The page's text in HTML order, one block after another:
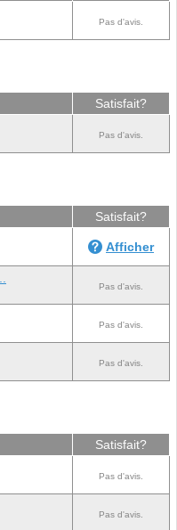
Pas d'avis.
Satisfait?
Pas d'avis.
Satisfait?
Afficher
Pas d'avis.
Pas d'avis.
Pas d'avis.
Satisfait?
Pas d'avis.
Pas d'avis.